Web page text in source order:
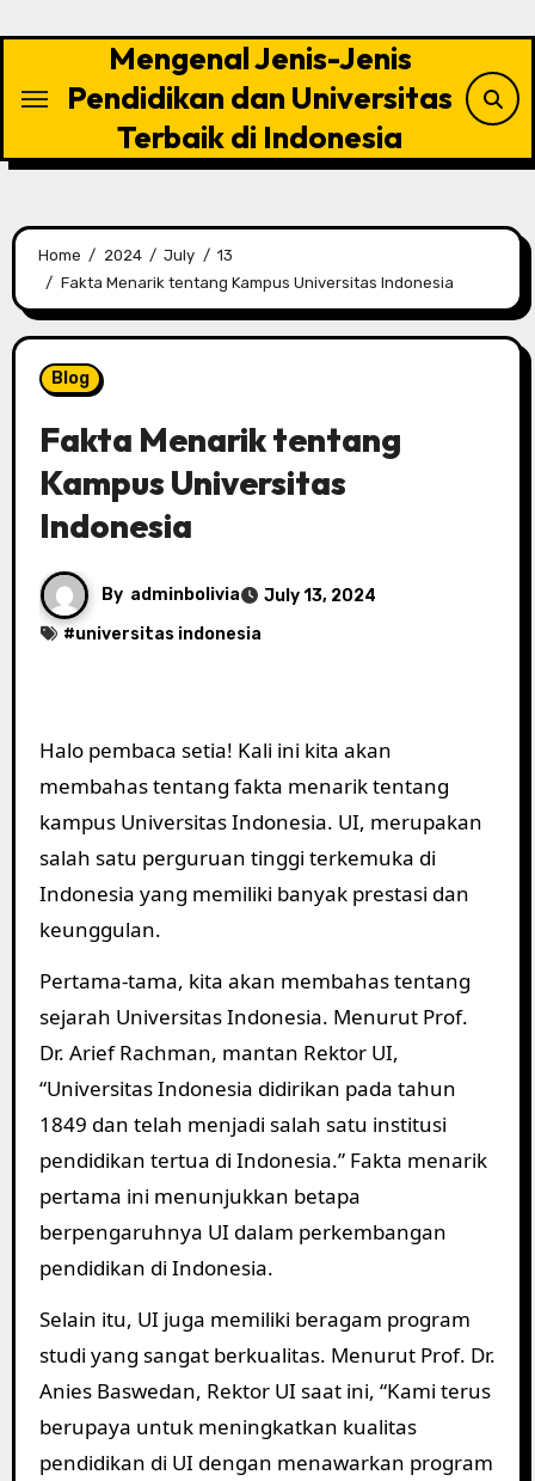
content
Mengenal Jenis-Jenis
Pendidikan dan Universitas
Terbaik di Indonesia
Home 2024 July
13
Fakta Menarik tentang Kampus Universitas Indonesia
Blog
Fakta Menarik tentang
Kampus Universitas
Indonesia
By adminbolivia
July 13, 2024
#universitas indonesia
Halo pembaca setia! Kali ini kita akan
membahas tentang fakta menarik tentang
kampus Universitas Indonesia. UI, merupakan
salah satu perguruan tinggi terkemuka di
Indonesia yang memiliki banyak prestasi dan
keunggulan.
Pertama-tama, kita akan membahas tentang
sejarah Universitas Indonesia. Menurut Prof.
Dr. Arief Rachman, mantan Rektor UI,
“Universitas Indonesia didirikan pada tahun
1849 dan telah menjadi salah satu institusi
pendidikan tertua di Indonesia.” Fakta menarik
pertama ini menunjukkan betapa
berpengaruhnya UI dalam perkembangan
pendidikan di Indonesia.
Selain itu, UI juga memiliki beragam program
studi yang sangat berkualitas. Menurut Prof. Dr.
Anies Baswedan, Rektor UI saat ini, “Kami terus
berupaya untuk meningkatkan kualitas
pendidikan di UI dengan menawarkan program